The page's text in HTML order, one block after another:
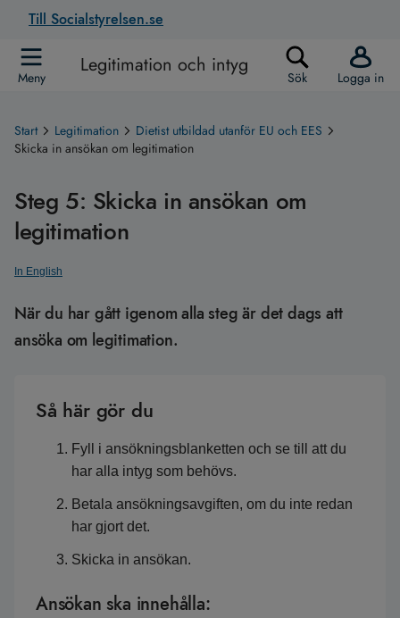
Till Socialstyrelsen.se
Meny Legitimation och intyg Sök Logga in
Start Legitimation
Dietist utbildad utanför EU och EES
Skicka in ansökan om legitimation
Steg 5: Skicka in ansökan om
legitimation
In English
När du har gått igenom alla steg är det dags att
ansöka om legitimation.
Så här gör du
Fyll i ansökningsblanketten och se till att du
har alla intyg som behövs.
Betala ansökningsavgiften, om du inte redan
har gjort det.
Skicka in ansökan.
Ansökan ska innehålla: